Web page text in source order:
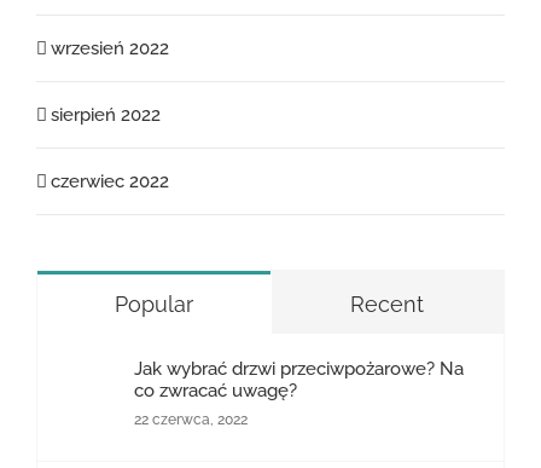
wrzesień 2022
sierpień 2022
czerwiec 2022
Popular Recent
Jak wybrać drzwi przeciwpożarowe? Na
co zwracać uwagę?
22 czerwca, 2022